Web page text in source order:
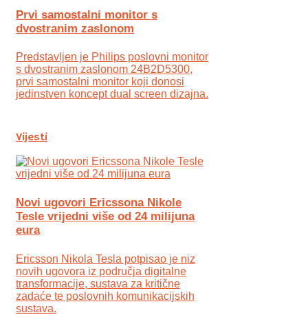
Prvi samostalni monitor s
dvostranim zaslonom
Predstavljen je Philips poslovni monitor
s dvostranim zaslonom 24B2D5300,
prvi samostalni monitor koji donosi
jedinstven koncept dual screen dizajna.
Vijesti
Novi ugovori Ericssona Nikole
Tesle vrijedni više od 24 milijuna
eura
Ericsson Nikola Tesla potpisao je niz
novih ugovora iz područja digitalne
transformacije, sustava za kritične
zadaće te poslovnih komunikacijskih
sustava.